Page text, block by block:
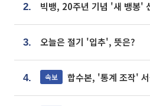
2.
3. 오늘은 절기 '입추', 뜻은?
4. 속보 합수본, '통계 조작' 서울·경기·